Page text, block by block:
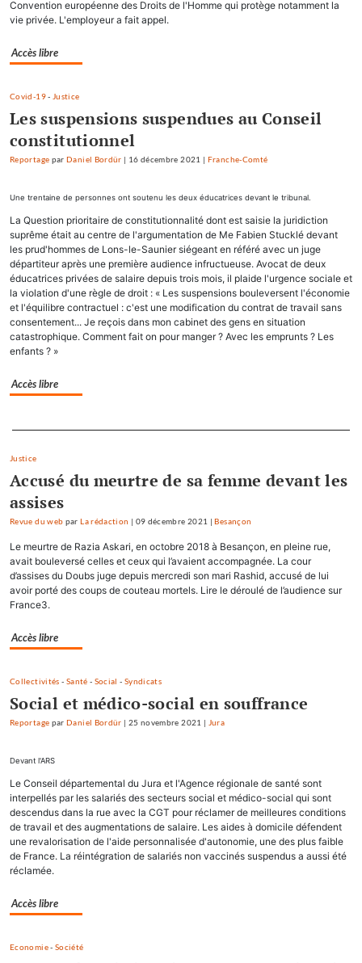
Convention européenne des Droits de l'Homme qui protège notamment la
vie privée. L'employeur a fait appel.
Accès libre
Covid-19- Justice
Les suspensions suspendues au Conseil
constitutionnel
Reportage par Daniel Bordür 16 décembre 2021 Franche-Comté
Une trentaine de personnes ont soutenu les deux éducatrices devant le tribunal.
La Question prioritaire de constitutionnalité dont est saisie la juridiction
suprême était au centre de l'argumentation de Me Fabien Stucklé devant
les prud'hommes de Lons-le-Saunier siégeant en référé avec un juge
départiteur après une première audience infructueuse. Avocat de deux
éducatrices privées de salaire depuis trois mois, il plaide l'urgence sociale et
la violation d'une règle de droit : « Les suspensions bouleversent l'économie
et l'équilibre contractuel : c'est une modification du contrat de travail sans
consentement... Je reçois dans mon cabinet des gens en situation
catastrophique. Comment fait on pour manger ? Avec les emprunts ? Les
enfants ? »
Accès libre
Separateur
Justice
Accusé du meurtre de sa femme devant les
assises
Revue du web par La rédaction 09 décembre 2021 Besançon
Le meurtre de Razia Askari, en octobre 2018 à Besançon, en pleine rue,
avait bouleversé celles et ceux qui l’avaient accompagnée. La cour
d’assises du Doubs juge depuis mercredi son mari Rashid, accusé de lui
avoir porté des coups de couteau mortels. Lire le déroulé de l’audience sur
France3.
Accès libre
Collectivités - Santé - Social - Syndicats
Social et médico-social en souffrance
Reportage par Daniel Bordür 25 novembre 2021 Jura
Devant l'ARS
Le Conseil départemental du Jura et l'Agence régionale de santé sont
interpellés par les salariés des secteurs social et médico-social qui sont
descendus dans la rue avec la CGT pour réclamer de meilleures conditions
de travail et des augmentations de salaire. Les aides à domicile défendent
une revalorisation de l'aide personnalisée d'autonomie, une des plus faible
de France. La réintégration de salariés non vaccinés suspendus a aussi été
réclamée.
Accès libre
Economie- Société